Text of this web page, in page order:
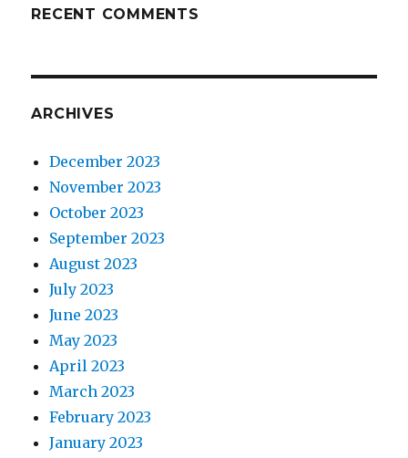
RECENT COMMENTS
ARCHIVES
December 2023
November 2023
October 2023
September 2023
August 2023
July 2023
June 2023
May 2023
April 2023
March 2023
February 2023
January 2023